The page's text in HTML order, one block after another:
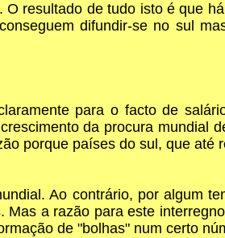
resultado de tudo isto é que
difundir-se no sul
para o facto de
da procura mundial
porque países do sul, que até
Ao contrário, por algum
a razão para este
de "bolhas" num certo